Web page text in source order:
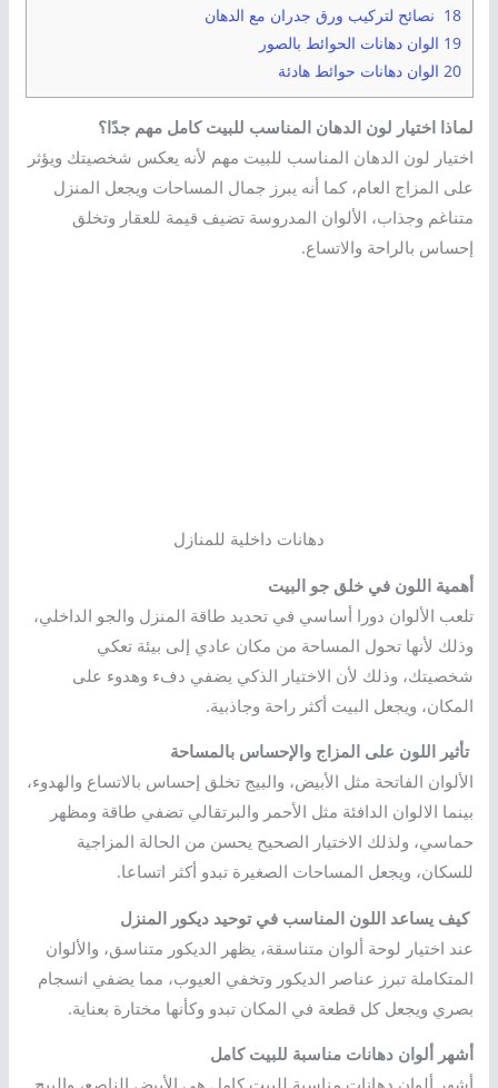
18 نصائح لتركيب ورق جدران مع الدهان
19 الوان دهانات الحوائط بالصور
20 الوان دهانات حوائط هادئة
لماذا اختيار لون الدهان المناسب للبيت كامل مهم جدًا؟
اختيار لون الدهان المناسب للبيت مهم لأنه يعكس شخصيتك ويؤثر
على المزاج العام، كما أنه يبرز جمال المساحات ويجعل المنزل
متناغم وجذاب، الألوان المدروسة تضيف قيمة للعقار وتخلق
إحساس بالراحة والاتساع.
دهانات داخلية للمنازل
أهمية اللون في خلق جو البيت
تلعب الألوان دورا أساسي في تحديد طاقة المنزل والجو الداخلي،
وذلك لأنها تحول المساحة من مكان عادي إلى بيئة تعكي
شخصيتك، وذلك لأن الاختيار الذكي يضفي دفء وهدوء على
المكان، ويجعل البيت أكثر راحة وجاذبية.
تأثير اللون على المزاج والإحساس بالمساحة
الألوان الفاتحة مثل الأبيض، والبيج تخلق إحساس بالاتساع والهدوء،
بينما الالوان الدافئة مثل الأحمر والبرتقالي تضفي طاقة ومظهر
حماسي، ولذلك الاختيار الصحيح يحسن من الحالة المزاجية
للسكان، ويجعل المساحات الصغيرة تبدو أكثر اتساعا.
كيف يساعد اللون المناسب في توحيد ديكور المنزل
عند اختيار لوحة ألوان متناسقة، يظهر الديكور متناسق، والألوان
المتكاملة تبرز عناصر الديكور وتخفي العيوب، مما يضفي انسجام
بصري ويجعل كل قطعة في المكان تبدو وكأنها مختارة بعناية.
أشهر ألوان دهانات مناسبة للبيت كامل